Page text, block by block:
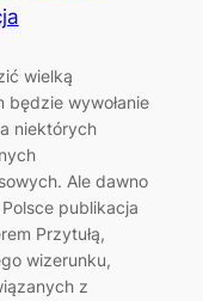
wielką
będzie wywołanie
niektórych
Ale dawno
publikacja
Przytułą,
wizerunku,
z